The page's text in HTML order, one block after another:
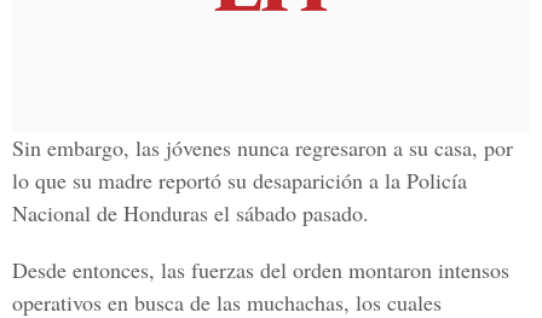
Sin embargo, las jóvenes nunca regresaron a su casa, por
lo que su madre reportó su desaparición a la Policía
Nacional de Honduras el sábado pasado.
Desde entonces, las fuerzas del orden montaron intensos
operativos en busca de las muchachas, los cuales